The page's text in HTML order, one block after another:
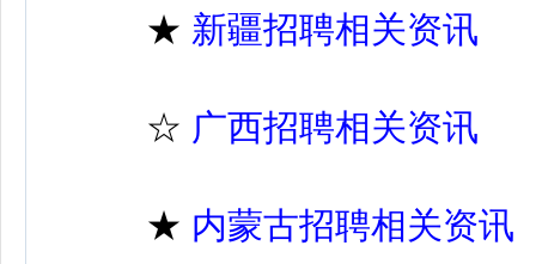
★ 新疆招聘相关资讯
☆ 广西招聘相关资讯
★ 内蒙古招聘相关资讯